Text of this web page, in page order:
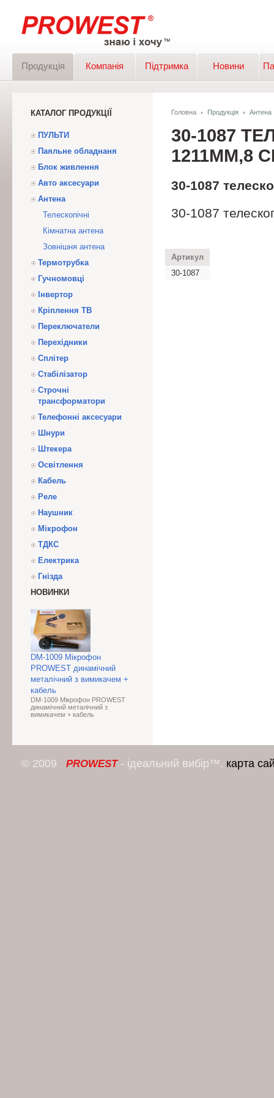
Продукція Компанія Підтримка Новини
КАТАЛОГ ПРОДУКЦІЇ
ПУЛЬТИ
Паяльне обладнаня
Блок живлення
Авто аксесуари
Антена
Телескопічні
Кімнатна антена
Зовнішня антена
Термотрубка
Гучномовці
Інвертор
Кріплення ТВ
Переключатели
Перехідники
Сплітер
Стабілізатор
Строчні
трансформатори
Телефонні аксесуари
Шнури
Штекера
Освітлення
Кабель
Реле
Наушник
Мікрофон
ТДКС
Електрика
Гнізда
НОВИНКИ
DM-1009 Мікрофон
PROWEST динамічний
металічний з вимикачем +
кабель
DM-1009 Мікрофон PROWEST
динамічний металічний з
вимикачем + кабель
Головна Продукція Антена
30-1087
1211ММ,8
30-1087
30-1087
Артикул
30-1087
© 2009 PROWEST- ідеальний вибір™. карта